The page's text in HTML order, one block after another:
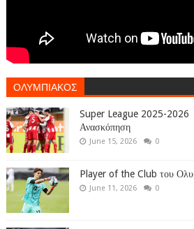
ΟΛΥΜΠΙΑΚΟΣ
Super League 2025-2026
Ανασκόπηση
June 15, 2026 0
Player of the Club του
June 11, 2026 0